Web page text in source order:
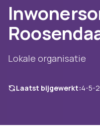
Lokale organisatie
Laatst bijgewerkt:4-5-